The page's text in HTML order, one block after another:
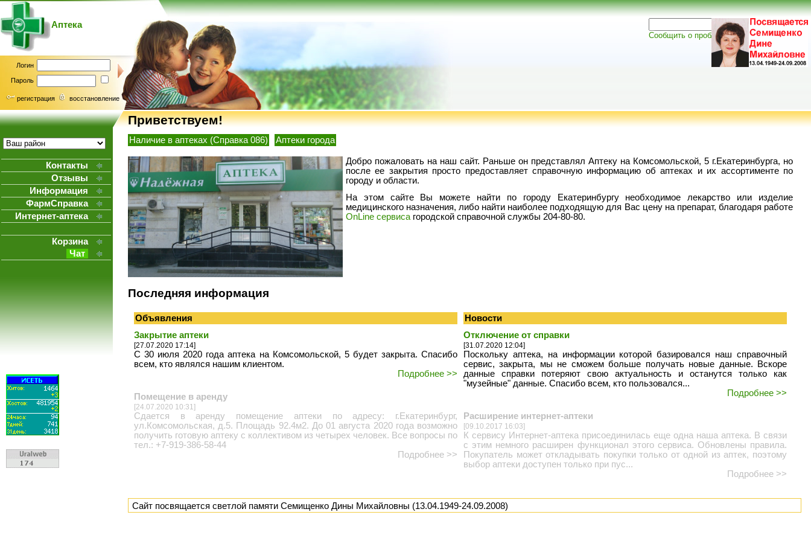
Аптека
Логин
Пароль
регистрация восстановление
Сообщить о проблеме
Контакты
Отзывы
Информация
ФармСправка
Интернет-аптека
Корзина
Чат
Приветствуем!
Наличие в аптеках (Справка 086) Аптеки города
Добро пожаловать на наш сайт. Раньше он представлял Аптеку на Комсомольской, 5 г.Екатеринбурга, но
после ее закрытия просто предоставляет справочную информацию об аптеках и их ассортименте по
городу и области.
На этом сайте Вы можете найти по городу Екатеринбургу необходимое лекарство или изделие
медицинского назначения, либо найти наиболее подходящую для Вас цену на препарат, благодаря работе
OnLine сервисагородской справочной службы 204-80-80.
Последняя информация
Объявления
Новости
Закрытие аптеки
[27.07.2020 17:14]
С 30 июля 2020 года аптека на Комсомольской, 5 будет закрыта. Спасибо
всем, кто являлся нашим клиентом.
Подробнее >>
Помещение в аренду
[24.07.2020 10:31]
Сдается в аренду помещение аптеки по адресу: г.Екатеринбург,
ул.Комсомольская, д.5. Площадь 92.4м2. До 01 августа 2020 года возможно
получить готовую аптеку с коллективом из четырех человек. Все вопросы по
тел.: +7-919-386-58-44
Подробнее >>
Отключение от справки
[31.07.2020 12:04]
Поскольку аптека, на информации которой базировался наш справочный
сервис, закрыта, мы не сможем больше получать новые данные. Вскоре
данные справки потеряют свою актуальность и останутся только как
"музейные" данные. Спасибо всем, кто пользовался...
Подробнее >>
Расширение интернет-аптеки
[09.10.2017 16:03]
К сервису Интернет-аптека присоединилась еще одна наша аптека. В связи
с этим немного расширен функционал этого сервиса. Обновлены правила.
Покупатель может откладывать покупки только от одной из аптек, поэтому
выбор аптеки доступен только при пус...
Подробнее >>
Сайт посвящается светлой памяти Семищенко Дины Михайловны (13.04.1949-24.09.2008)